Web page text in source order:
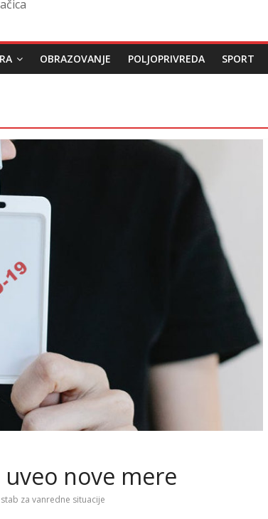
OBRAZOVANJE POLJOPRIVREDA SPORT
nove mere
stab za vanredne situacije